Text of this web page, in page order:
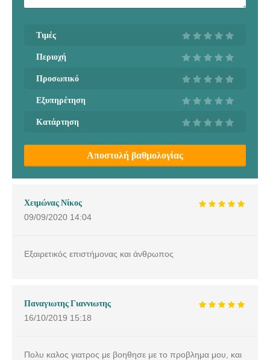
Τιμές
Περιοχή
Προσωπικό
Εξυπηρέτηση
Κατάρτηση
Αποστολή βαθμολογίας
Χειμώνας Νίκος
09/09/2020 14:04
Εξαιρετικός επιστήμονας και άνθρωπος
Παναγιωτης Γιαννιωτης
16/10/2019 15:18
Πολυ καλος γιατρος με βοηθησε με το προβλημα μου, και